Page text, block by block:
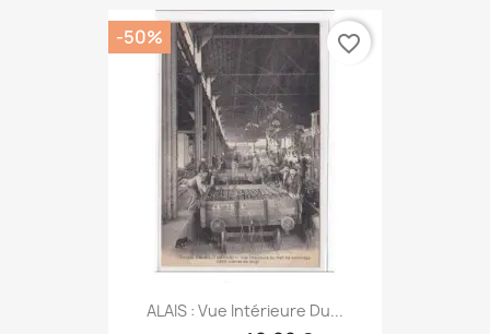
ALAIS : Vue Intérieure Du...
-50% favorite_border